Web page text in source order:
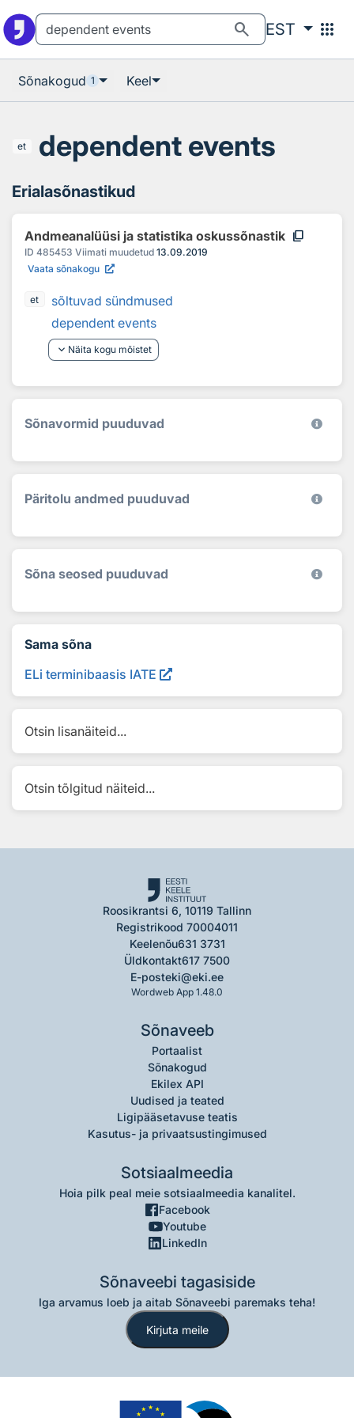
search EST apps
Sõnakogud 1 Keel
et dependent events
Erialasõnastikud
Andmeanalüüsi ja statistika oskussõnastik content_copy
ID 485453 Viimati muudetud 13.09.2019
Vaata sõnakogu
et
sõltuvad sündmused
dependent events
keyboard_arrow_down Näita kogu mõistet
Sõnavormid puuduvad
Päritolu andmed puuduvad
Sõna seosed puuduvad
Sama sõna
ELi terminibaasis IATE
Otsin lisanäiteid...
Otsin tõlgitud näiteid...
Roosikrantsi 6, 10119 Tallinn
Registrikood 70004011
Keelenõu631 3731
Üldkontakt617 7500
E-posteki@eki.ee
Wordweb App 1.48.0
Sõnaveeb
Portaalist
Sõnakogud
Ekilex API
Uudised ja teated
Ligipääsetavuse teatis
Kasutus- ja privaatsustingimused
Sotsiaalmeedia
Hoia pilk peal meie sotsiaalmeedia kanalitel.
Facebook
Youtube
LinkedIn
Sõnaveebi tagasiside
Iga arvamus loeb ja aitab Sõnaveebi paremaks teha!
Kirjuta meile